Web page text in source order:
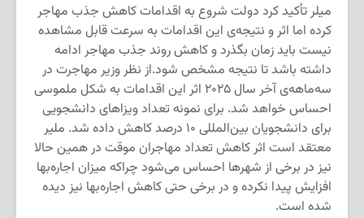
میلر تأکید کرد دولت شروع به اقدامات کاهش جذب مهاجر
کرده اما اثر و نتیجه‌ی ‌این اقدامات به سرعت قابل مشاهده
نیست باید زمان بگذرد و کاهش روند جذب مهاجر ادامه
داشته باشد تا نتیجه مشخص شود.از نظر وزیر مهاجرت در
سه‌ماهه‌ی آخر سال ۲۰۲۵ اثر این اقدامات به شکل ملموسی
احساس خواهد شد. برای نمونه تعداد ویزاهای دانشجویی
برای دانشجویان بین‌المللی ۱۰ درصد کاهش داده شد. ملیر
معتقد است اثر کاهش تعداد مهاجران موقت در همین حالا
نیز در برخی از شهرها احساس می‌شود چراکه میزان اجاره‌بها
افزایش پیدا نکرده و در برخی حتی کاهش اجاره‌بها نیز دیده
شده است.